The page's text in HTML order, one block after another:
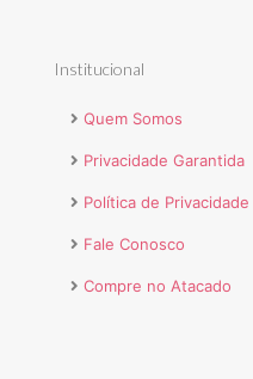
Institucional
Quem Somos
Privacidade Garantida
Política de Privacidade
Fale Conosco
Compre no Atacado